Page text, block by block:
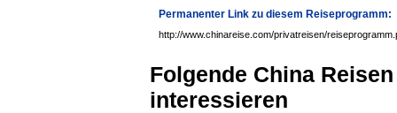
Permanenter Link zu diesem Reiseprogramm:
http://www.chinareise.com/privatreisen/
Folgende China
interessieren